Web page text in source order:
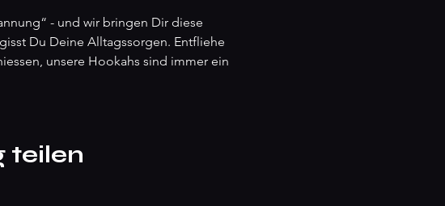
- und wir bringen Dir diese
Du Deine Alltagssorgen. Entfliehe
unsere Hookahs sind immer ein
teilen